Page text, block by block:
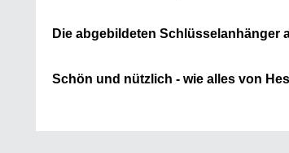
Die abgebildeten Schlüsselanhänger
Schön und nützlich - wie alles von